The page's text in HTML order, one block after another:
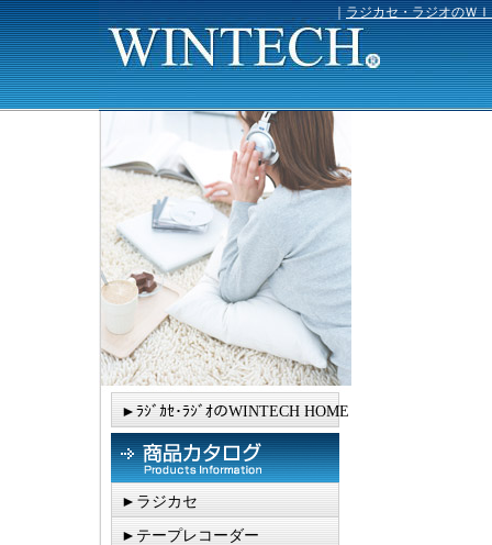
｜ラジカセ・ラジオのＷ
►ﾗｼﾞｶｾ･ﾗｼﾞｵのWINTECH HOME
►ラジカセ
►テープレコーダー